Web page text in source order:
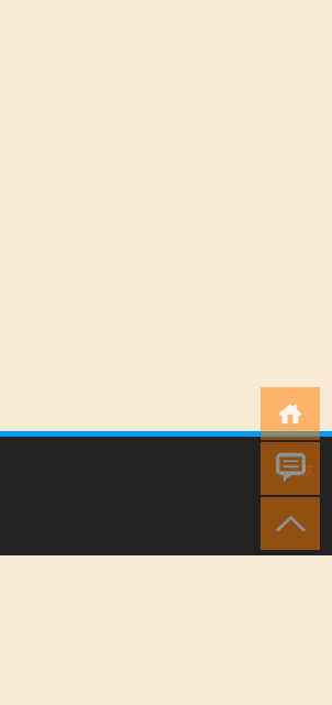
小男孩